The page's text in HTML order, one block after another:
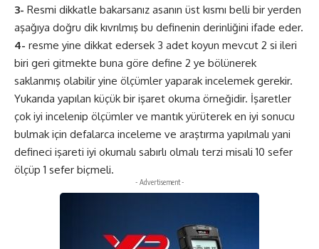
3- Resmi dikkatle bakarsanız asanın üst kısmı belli bir yerden
aşağıya doğru dik kıvrılmış bu definenin derinliğini ifade eder.
4- resme yine dikkat edersek 3 adet koyun mevcut 2 si ileri
biri geri gitmekte buna göre define 2 ye bölünerek
saklanmış olabilir yine ölçümler yaparak incelemek gerekir.
Yukarıda yapılan küçük bir işaret okuma örneğidir. İşaretler
çok iyi incelenip ölçümler ve mantık yürüterek en iyi sonucu
bulmak için defalarca inceleme ve araştırma yapılmalı yani
defineci işareti iyi okumalı sabırlı olmalı terzi misali 10 sefer
ölçüp 1 sefer biçmeli.
- Advertisement -